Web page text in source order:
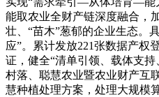
能取农业全财产链深度融合，
壮、“苗木”葱郁的企业生态。
应”。累计发放221张数据产权
证，健全“清单引领、载体支
村落、聪慧农业暨农业财产互
慧种植处理方案，处理大规模